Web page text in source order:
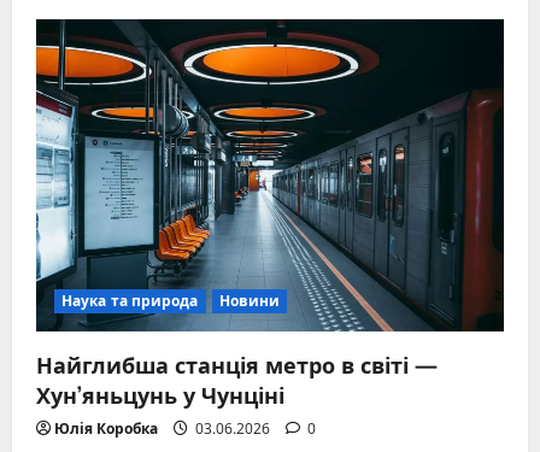
зараз
Янукович
у
2026
році:
елітна
Барвіха
та
життя
екс-
президента
екзилі
Наука та природа Новини
Найглибша станція метро в світі —
Хун’яньцунь у Чунціні
Юлія Коробка 03.06.2026 0